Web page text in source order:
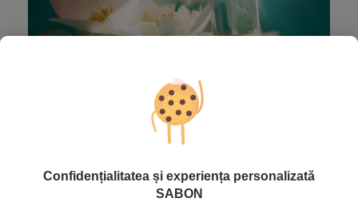
5 sfaturi pentru o ceașcă de ceai
Confidențialitatea și experiența personalizată
SABON